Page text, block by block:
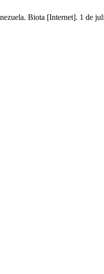
Biota [Internet]. 1 de